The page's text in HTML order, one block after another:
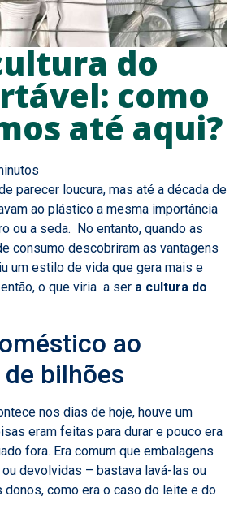
do
como
até aqui?
parecer loucura, mas até a década de
ao plástico a mesma importância
ou a seda. No entanto, quando as
consumo descobriram as vantagens
um estilo de vida que gera mais e
o que viria a ser a cultura do
ao
bilhões
nos dias de hoje, houve um
eram feitas para durar e pouco era
fora. Era comum que embalagens
devolvidas – bastava lavá-las ou
como era o caso do leite e do